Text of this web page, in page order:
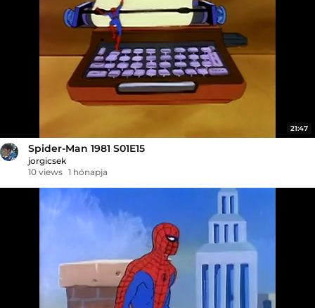
21:47
Spider-Man 1981 S01E15
jorgicsek
10 views 1 hónapja